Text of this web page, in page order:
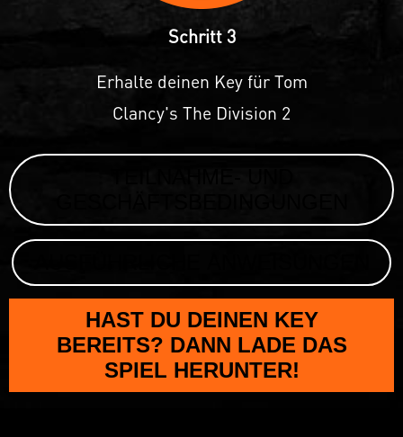
Schritt 3
Erhalte deinen Key für Tom
Clancy's The Division 2
HAST DU DEINEN KEY
BEREITS? DANN LADE DAS
SPIEL HERUNTER!